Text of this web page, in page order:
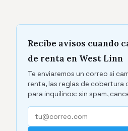
Recibe avisos cuando
de renta en West Linn
Te enviaremos un correo si
renta, las reglas de cobertura
para inquilinos: sin spam,